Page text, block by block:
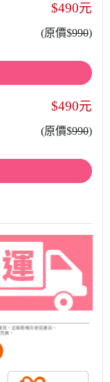
$490元
(原價$990)
$490元
(原價$990)